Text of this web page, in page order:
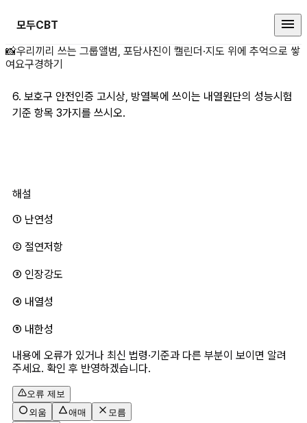
모두CBT
6. 보호구 안전인증 상세 페이지
📸우리끼리 쓰는 그룹앨범, 포담사진이 캘린더·지도 위에 추억으로 쌓
여요구경하기
6. 보호구 안전인증 고시상, 방열복에 쓰이는 내열원단의 성능시험
기준 항목 3가지를 쓰시오.
해설
① 난연성
② 절연저항
③ 인장강도
④ 내열성
⑤ 내한성
내용에 오류가 있거나 최신 법령·기준과 다른 부분이 보이면 알려
주세요. 확인 후 반영하겠습니다.
오류 제보
외움
애매
모름